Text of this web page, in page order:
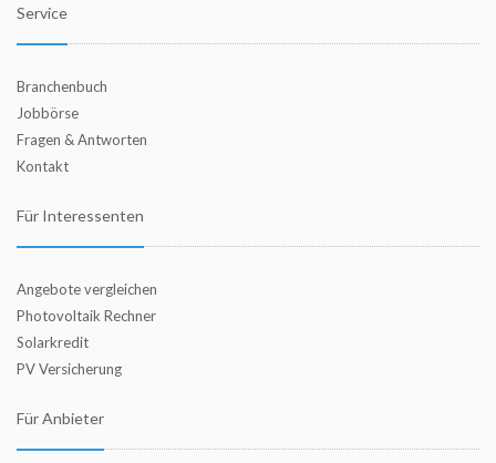
Service
Branchenbuch
Jobbörse
Fragen & Antworten
Kontakt
Für Interessenten
Angebote vergleichen
Photovoltaik Rechner
Solarkredit
PV Versicherung
Für Anbieter